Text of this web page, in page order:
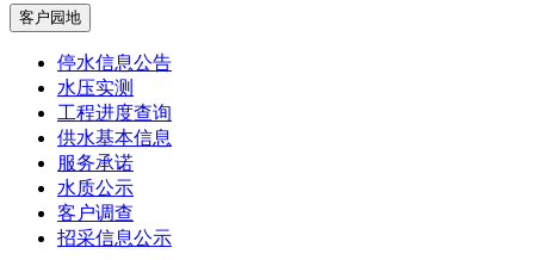
客户园地
停水信息公告
水压实测
工程进度查询
供水基本信息
服务承诺
水质公示
客户调查
招采信息公示